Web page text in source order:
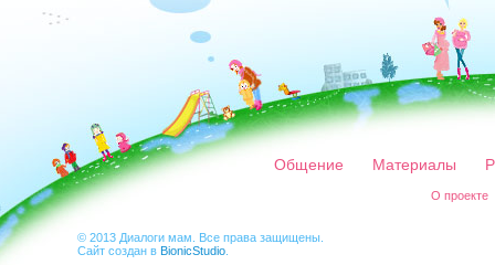
Общение Материалы
О проекте
© 2013 Диалоги мам. Все права защищены.
Сайт создан в BionicStudio